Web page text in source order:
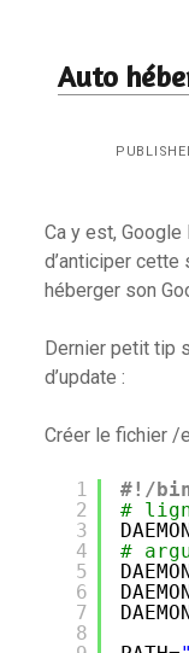
Auto
Ca y est,
d’anticiper cette
héberger son
Dernier petit tip
d’update :
Créer le fichier
1
2
3
4
5
6
7
8
#!/
#
#